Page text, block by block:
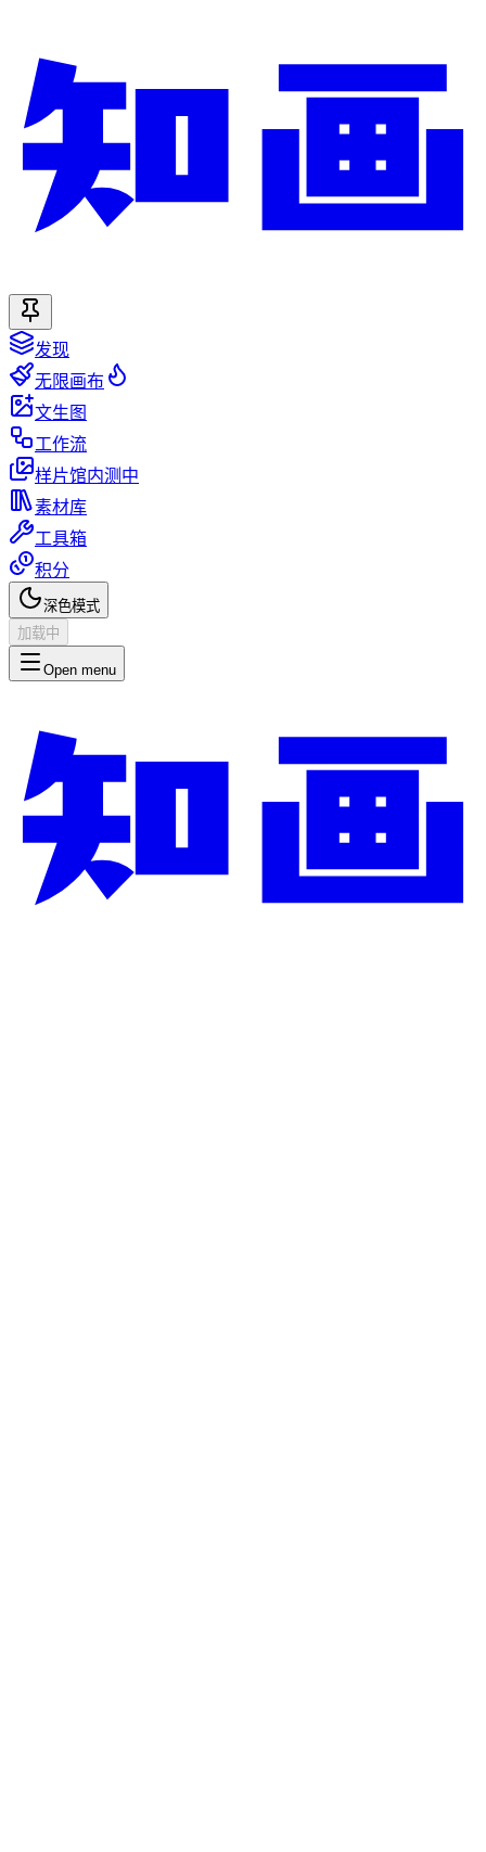
发现
无限画布
文生图
工作流
样片馆内测中
素材库
工具箱
积分
深色模式
加载中
Open menu